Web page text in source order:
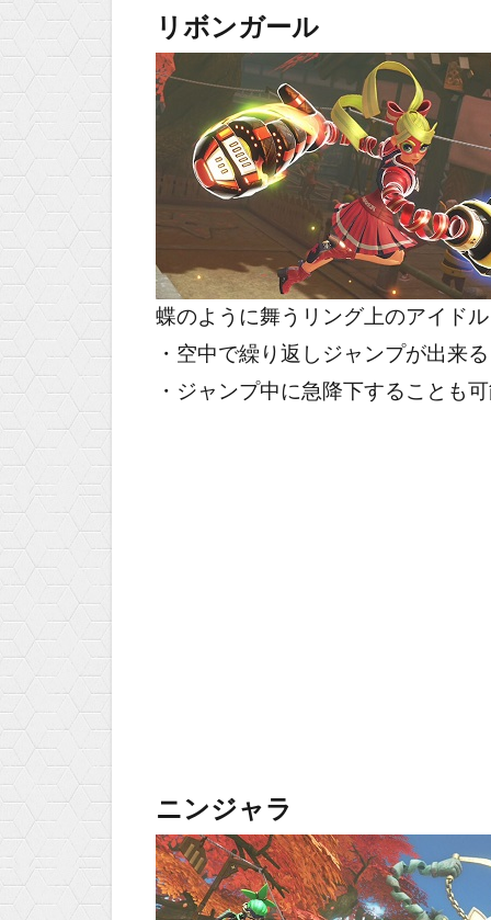
リボンガール
蝶のように舞うリング上のアイドル
・空中で繰り返しジャンプが出来る
・ジャンプ中に急降下することも
ニンジャラ